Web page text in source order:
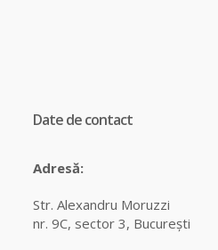
Date de contact
Adresă:
Str. Alexandru Moruzzi
nr. 9C, sector 3, Bucureşti